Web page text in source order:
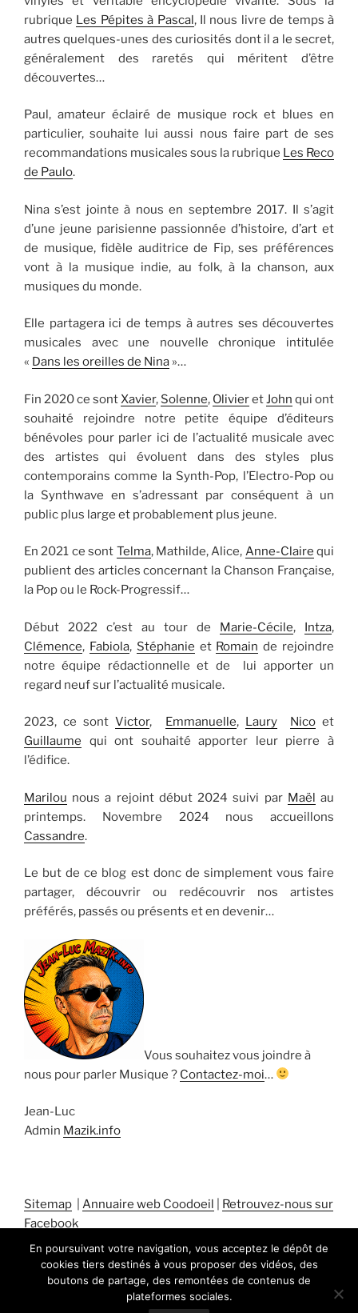
rubrique Les Pépites à Pascal, Il nous livre de temps à
autres quelques-unes des curiosités dont il a le secret,
généralement des raretés qui méritent d’être
découvertes…
Paul, amateur éclairé de musique rock et blues en
particulier, souhaite lui aussi nous faire part de ses
recommandations musicales sous la rubrique Les Reco
de Paulo.
Nina s’est jointe à nous en septembre 2017. Il s’agit
d’une jeune parisienne passionnée d’histoire, d’art et
de musique, fidèle auditrice de Fip, ses préférences
vont à la musique indie, au folk, à la chanson, aux
musiques du monde.
Elle partagera ici de temps à autres ses découvertes
musicales avec une nouvelle chronique intitulée
« Dans les oreilles de Nina »…
Fin 2020 ce sontXavier, Solenne, OlivieretJohn qui ont
souhaité rejoindre notre petite équipe d’éditeurs
bénévoles pour parler ici de l’actualité musicale avec
des artistes qui évoluent dans des styles plus
contemporains comme la Synth-Pop, l’Electro-Pop ou
la Synthwave en s’adressant par conséquent à un
public plus large et probablement plus jeune.
En 2021 ce sont Telma, Mathilde, Alice, Anne-Claire qui
publient des articles concernant la Chanson Française,
la Pop ou le Rock-Progressif…
Début 2022 c’est au tour de Marie-Cécile, Intza,
Clémence, Fabiola, Stéphanie et Romain de rejoindre
notre équipe rédactionnelle et de lui apporter un
regard neuf sur l’actualité musicale.
2023, ce sontVictor, Emmanuelle, Laury Nicoet
Guillaume qui ont souhaité apporter leur pierre à
l’édifice.
Marilou nous a rejoint début 2024 suivi par Maël au
printemps. Novembre 2024 nous accueillons
Cassandre.
Le but de ce blog est donc de simplement vous faire
partager, découvrir ou redécouvrir nos artistes
préférés, passés ou présents et en devenir…
Vous souhaitez vous joindre à
nous pour parler Musique ? Contactez-moi…
Jean-Luc
Admin Mazik.info
Sitemap Annuaire web Coodoeil
Retrouvez-nous sur
Facebook
En poursuivant votre navigation, vous acceptez le dépôt de
cookies tiers destinés à vous proposer des vidéos, des
boutons de partage, des remontées de contenus de
plateformes sociales.